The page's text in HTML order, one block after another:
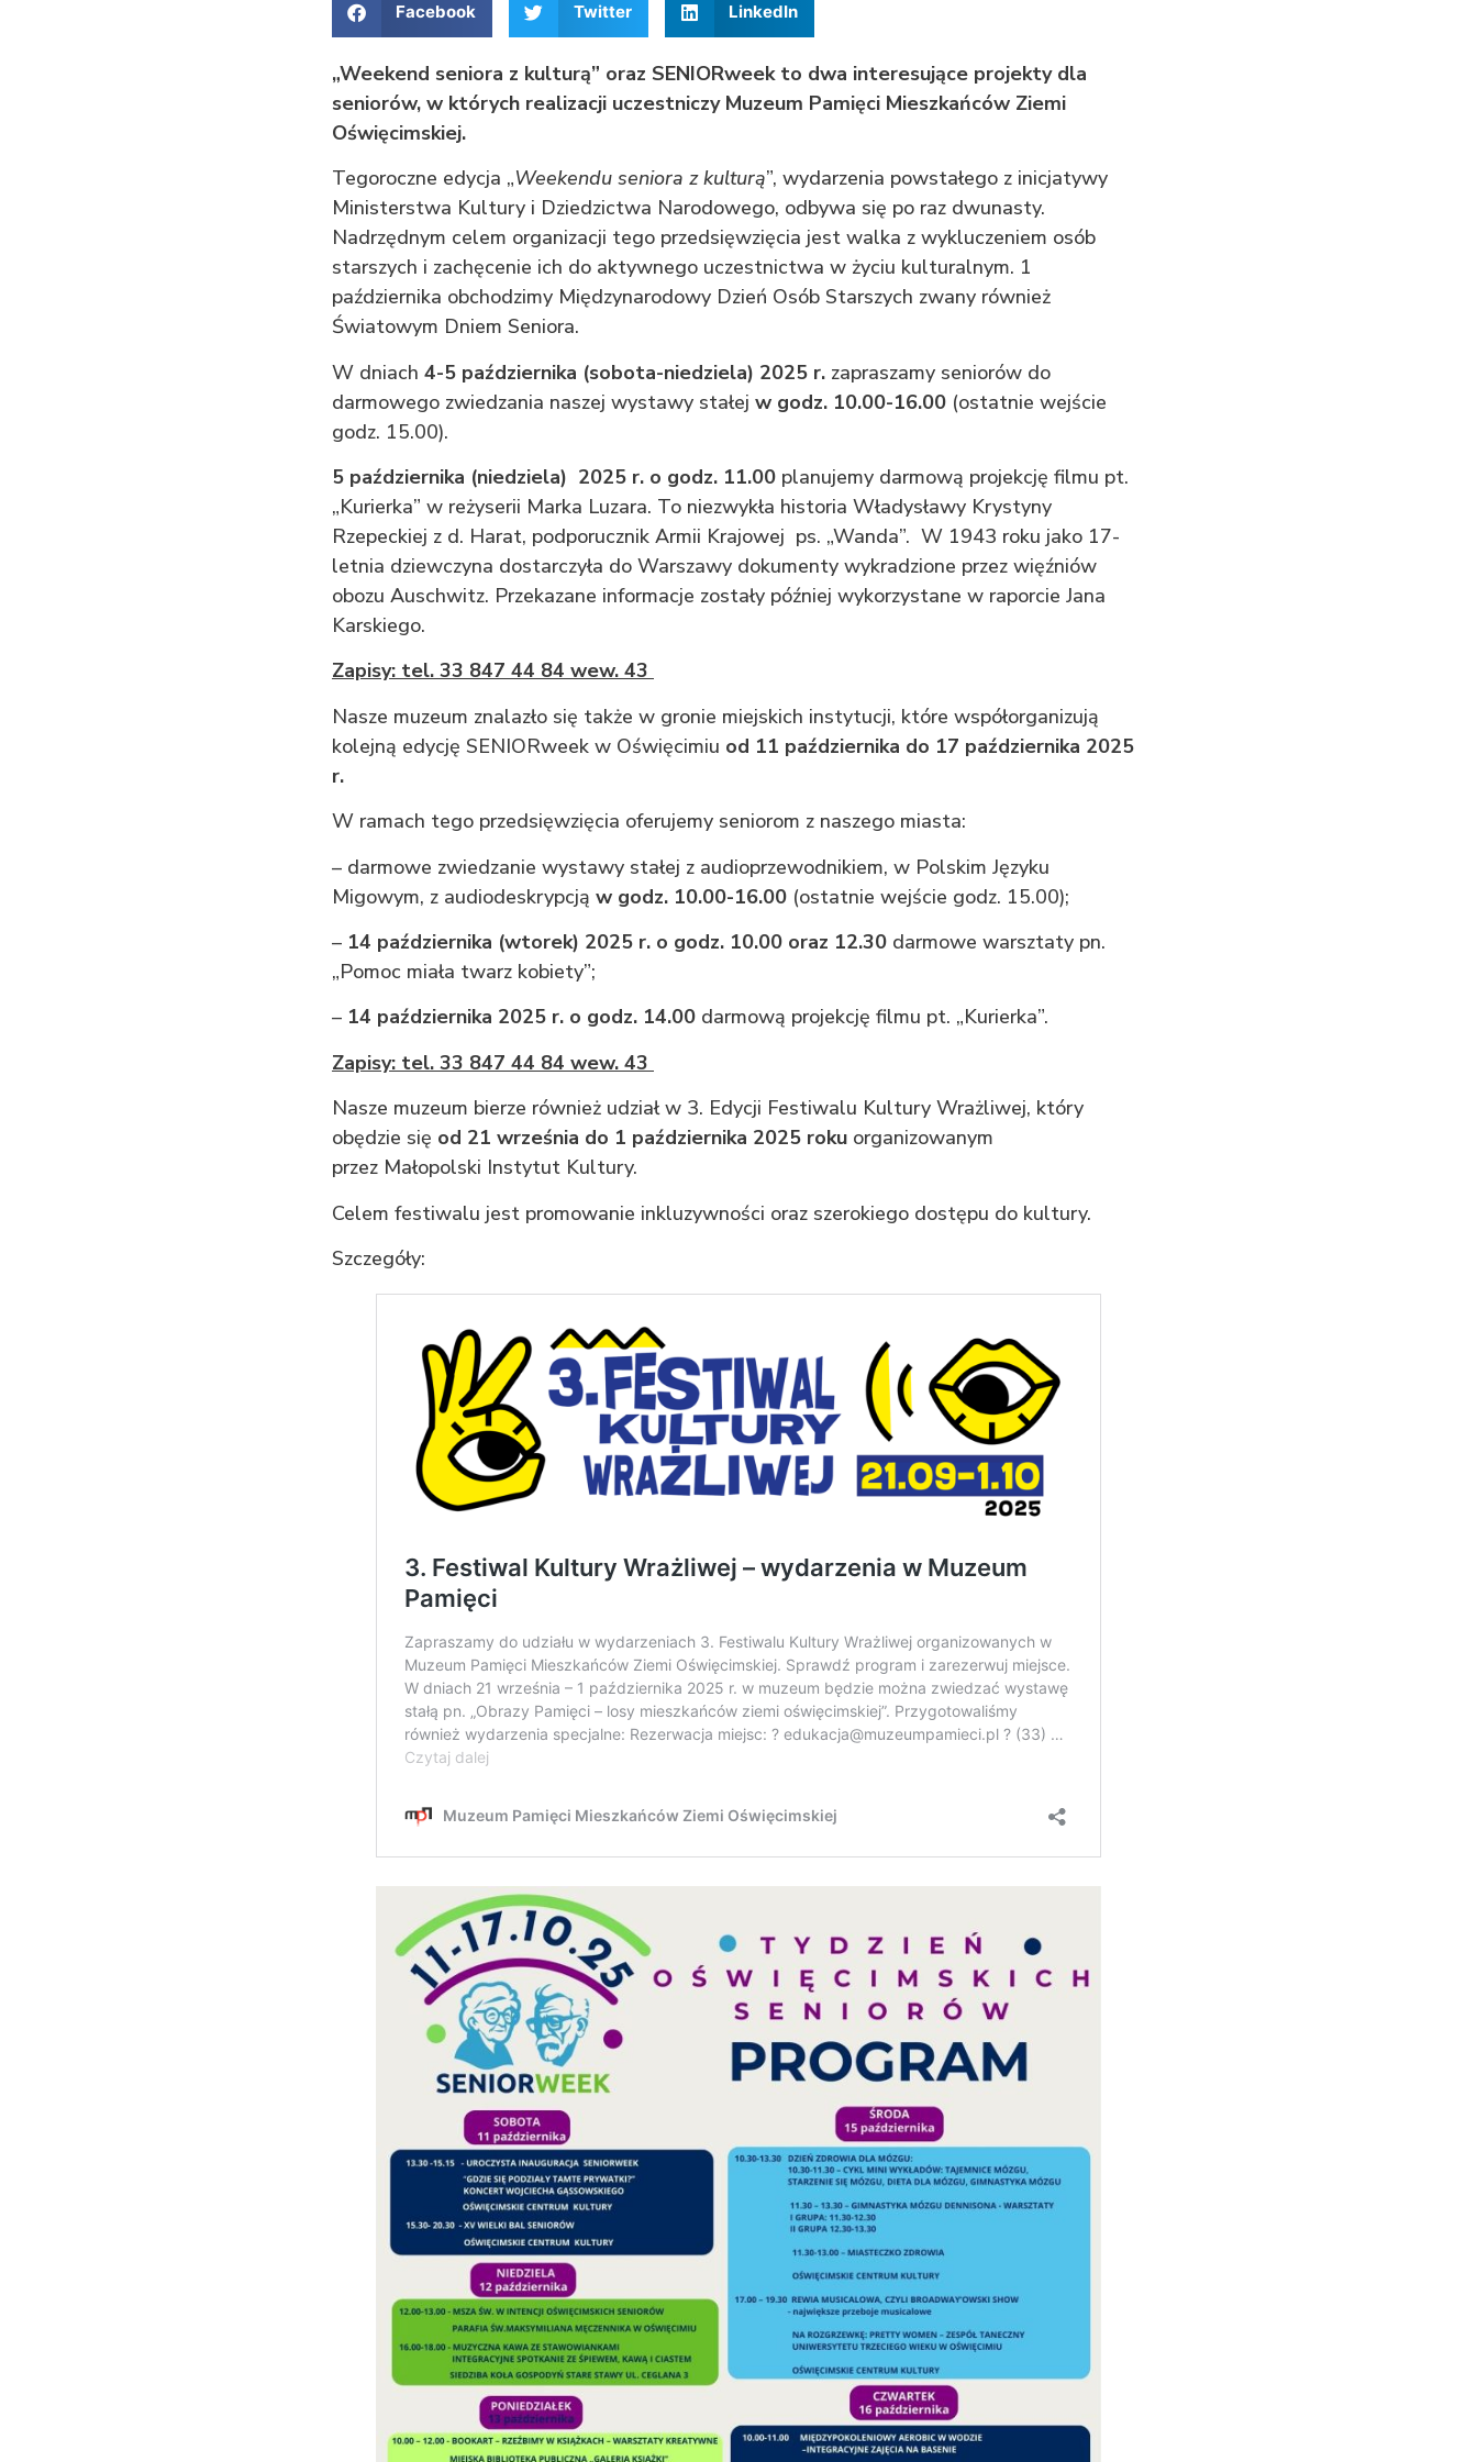
Facebook Twitter LinkedIn
„Weekend seniora z kulturą” oraz SENIORweek to dwa interesujące projekty dla
seniorów, w których realizacji uczestniczy Muzeum Pamięci Mieszkańców Ziemi
Oświęcimskiej.
Tegoroczne edycja „Weekendu seniora z kulturą”, wydarzenia powstałego z inicjatywy
Ministerstwa Kultury i Dziedzictwa Narodowego, odbywa się po raz dwunasty.
Nadrzędnym celem organizacji tego przedsięwzięcia jest walka z wykluczeniem osób
starszych i zachęcenie ich do aktywnego uczestnictwa w życiu kulturalnym. 1
października obchodzimy Międzynarodowy Dzień Osób Starszych zwany również
Światowym Dniem Seniora.
W dniach 4-5 października (sobota-niedziela) 2025 r.zapraszamy seniorów do
darmowego zwiedzania naszej wystawy stałej w godz. 10.00-16.00 (ostatnie wejście
godz. 15.00).
5 października (niedziela) 2025 r. o godz. 11.00 planujemy darmową projekcję filmu pt.
„Kurierka” w reżyserii Marka Luzara. To niezwykła historia Władysławy Krystyny
Rzepeckiej z d. Harat, podporucznik Armii Krajowej ps. „Wanda”. W 1943 roku jako 17-
letnia dziewczyna dostarczyła do Warszawy dokumenty wykradzione przez więźniów
obozu Auschwitz. Przekazane informacje zostały później wykorzystane w raporcie Jana
Karskiego.
Zapisy: tel. 33 847 44 84 wew. 43
Nasze muzeum znalazło się także w gronie miejskich instytucji, które współorganizują
kolejną edycję SENIORweek w Oświęcimiu od 11 października do 17 października 2025
r.
W ramach tego przedsięwzięcia oferujemy seniorom z naszego miasta:
– darmowe zwiedzanie wystawy stałej z audioprzewodnikiem, w Polskim Języku
Migowym, z audiodeskrypcją w godz. 10.00-16.00 (ostatnie wejście godz. 15.00);
– 14 października (wtorek) 2025 r. o godz. 10.00 oraz 12.30darmowe warsztaty pn.
„Pomoc miała twarz kobiety”;
– 14 października 2025 r. o godz. 14.00darmową projekcję filmu pt. „Kurierka”.
Zapisy: tel. 33 847 44 84 wew. 43
Nasze muzeum bierze również udział w 3. Edycji Festiwalu Kultury Wrażliwej, który
obędzie się od 21 września do 1 października 2025 roku organizowanym
przez Małopolski Instytut Kultury.
Celem festiwalu jest promowanie inkluzywności oraz szerokiego dostępu do kultury.
Szczegóły: